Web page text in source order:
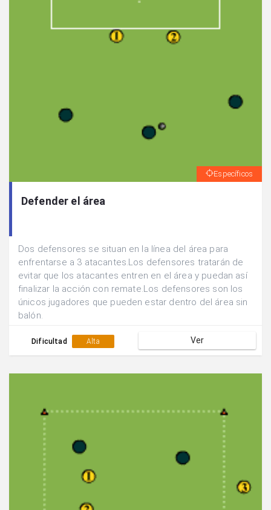
Específicos
Defender el área
Dos defensores se situan en la línea del área para
enfrentarse a 3 atacantes.Los defensores tratarán de
evitar que los atacantes entren en el área y puedan así
finalizar la acción con remate.Los defensores son los
únicos jugadores que pueden estar dentro del área sin
balón.
Dificultad Alta Ver